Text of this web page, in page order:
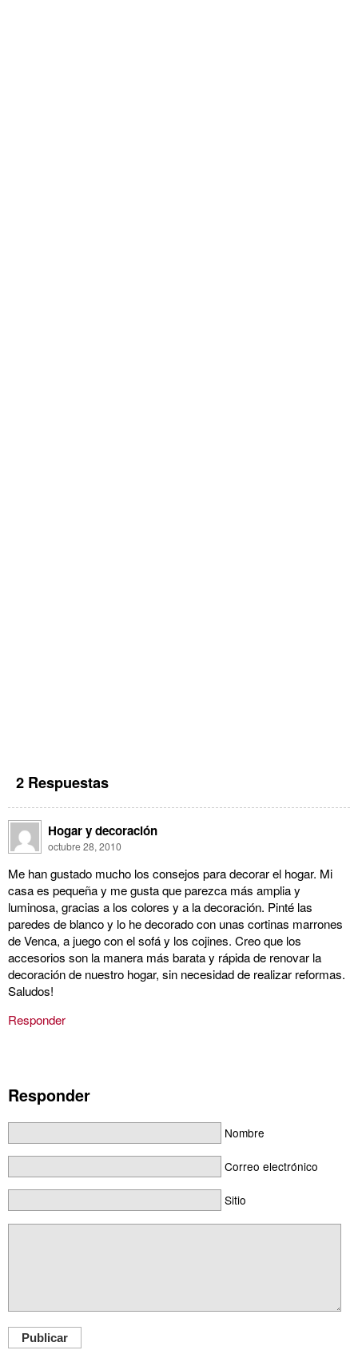
2 Respuestas
Hogar y decoración
octubre 28, 2010
Me han gustado mucho los consejos para decorar el hogar. Mi
casa es pequeña y me gusta que parezca más amplia y
luminosa, gracias a los colores y a la decoración. Pinté las
paredes de blanco y lo he decorado con unas cortinas marrones
de Venca, a juego con el sofá y los cojines. Creo que los
accesorios son la manera más barata y rápida de renovar la
decoración de nuestro hogar, sin necesidad de realizar reformas.
Saludos!
Responder
Responder
Nombre
Correo electrónico
Sitio
Publicar